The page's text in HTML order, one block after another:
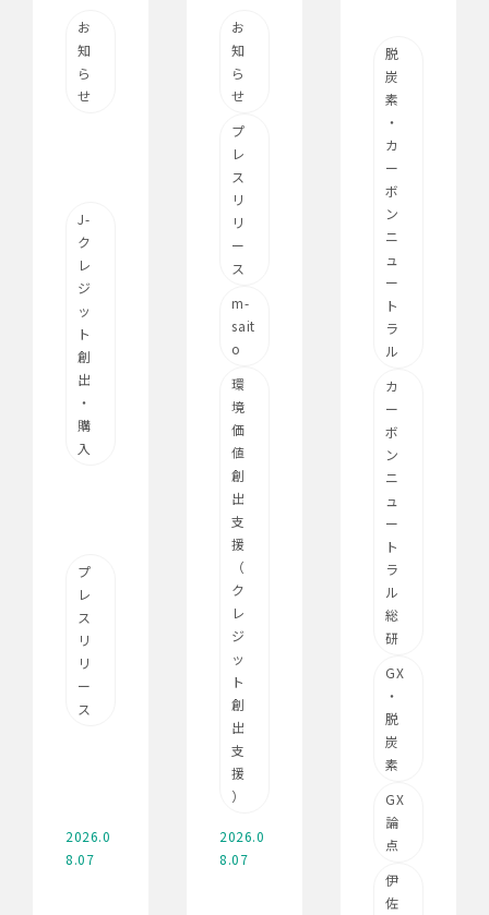
お
知
ら
せ
J-
ク
レ
ジ
ッ
ト
創
出
・
購
入
プ
レ
ス
リ
リ
ー
ス
2026.0
8.07
お
知
ら
せ
プ
レ
ス
リ
リ
ー
ス
m-
sait
o
環
境
価
値
創
出
支
援
（
ク
レ
ジ
ッ
ト
創
出
支
援
）
2026.0
8.07
脱
炭
素
・
カ
ー
ボ
ン
ニ
ュ
ー
ト
ラ
ル
カ
ー
ボ
ン
ニ
ュ
ー
ト
ラ
ル
総
研
GX
・
脱
炭
素
GX
論
点
伊
佐